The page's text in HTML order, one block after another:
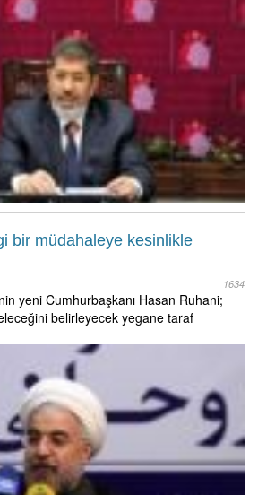
bir müdahaleye kesinlikle
1634
yeni Cumhurbaşkanı Hasan Ruhani;
belirleyecek yegane taraf